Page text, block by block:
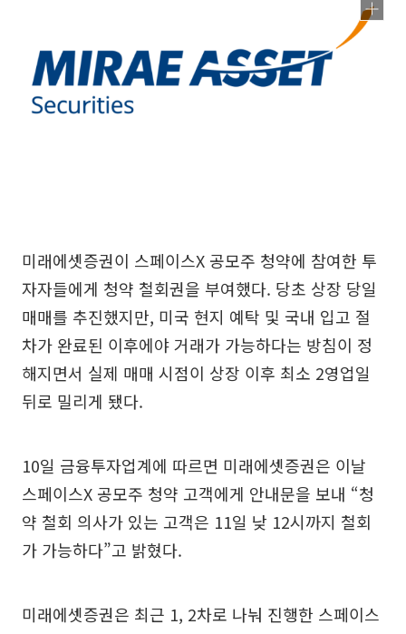
미래에셋증권이 스페이스X 공모주 청약에 참여한 투
자자들에게 청약 철회권을 부여했다. 당초 상장 당일
매매를 추진했지만, 미국 현지 예탁 및 국내 입고 절
차가 완료된 이후에야 거래가 가능하다는 방침이 정
해지면서 실제 매매 시점이 상장 이후 최소 2영업일
뒤로 밀리게 됐다.
10일 금융투자업계에 따르면 미래에셋증권은 이날
스페이스X 공모주 청약 고객에게 안내문을 보내 “청
약 철회 의사가 있는 고객은 11일 낮 12시까지 철회
가 가능하다”고 밝혔다.
미래에셋증권은 최근 1, 2차로 나눠 진행한 스페이스